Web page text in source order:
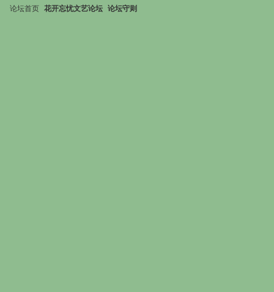
论坛首页 花开忘忧文艺论坛 论坛守则